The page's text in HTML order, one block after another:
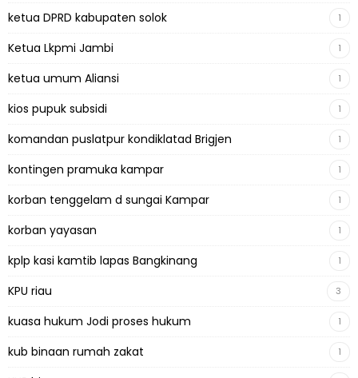
ketua DPRD kabupaten solok 1
Ketua Lkpmi Jambi 1
ketua umum Aliansi 1
kios pupuk subsidi 1
komandan puslatpur kondiklatad Brigjen 1
kontingen pramuka kampar 1
korban tenggelam d sungai Kampar 1
korban yayasan 1
kplp kasi kamtib lapas Bangkinang 1
KPU riau 3
kuasa hukum Jodi proses hukum 1
kub binaan rumah zakat 1